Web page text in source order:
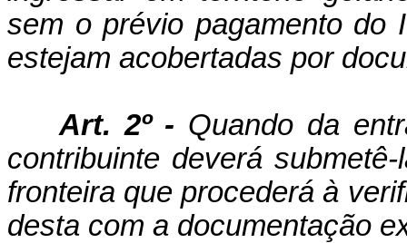
sem o prévio pagamento do
estejam acobertadas por
Art. 2º - Quando da
contribuinte deverá
fronteira que procederá à
desta com a documentação